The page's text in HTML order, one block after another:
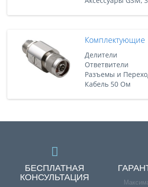
Комплектующие
Делители
Ответвители
Разъемы и
Кабель 50 Ом
БЕСПЛАТНАЯ
КОНСУЛЬТАЦИЯ